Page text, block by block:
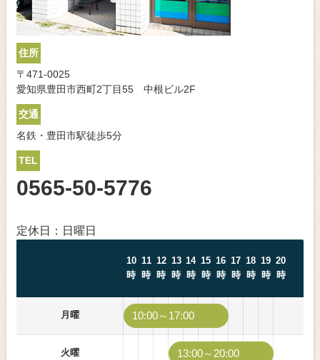
住所
〒471-0025
愛知県豊田市西町2丁目55 中根ビル2F
交通
名鉄・豊田市駅徒歩5分
TEL
0565-50-5776
定休日：日曜日
10
時
11
時
12
時
13
時
14
時
15
時
16
時
17
時
18
時
19
時
20
時
月曜 10:00～17:00
火曜 13:00～20:00